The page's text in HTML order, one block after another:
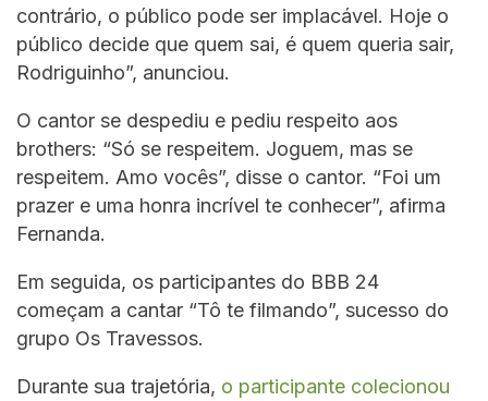
contrário, o público pode ser implacável. Hoje o
público decide que quem sai, é quem queria sair,
Rodriguinho”, anunciou.
O cantor se despediu e pediu respeito aos
brothers: “Só se respeitem. Joguem, mas se
respeitem. Amo vocês”, disse o cantor. “Foi um
prazer e uma honra incrível te conhecer”, afirma
Fernanda.
Em seguida, os participantes do BBB 24
começam a cantar “Tô te filmando”, sucesso do
grupo Os Travessos.
Durante sua trajetória, o participante colecionou